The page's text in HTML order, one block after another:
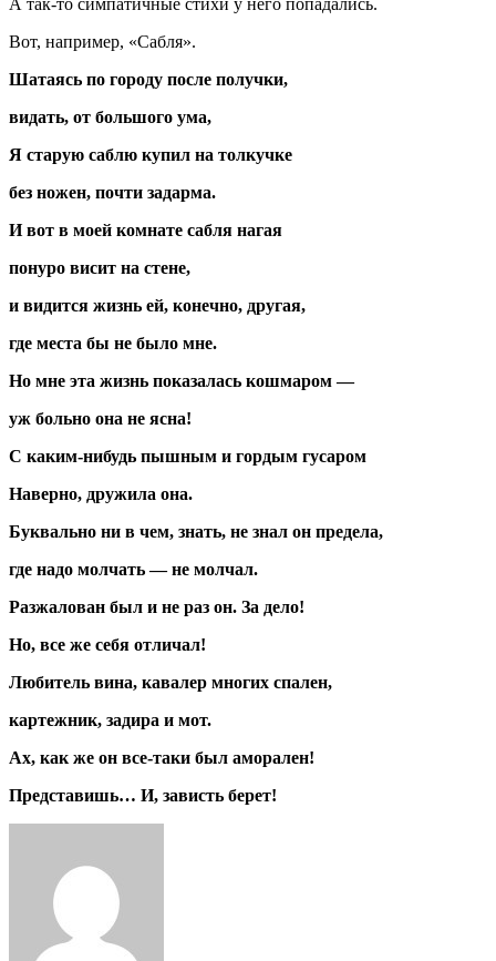
Вот, например, «Сабля».
Шатаясь по городу после получки,
видать, от большого ума,
Я старую саблю купил на толкучке
без ножен, почти задарма.
И вот в моей комнате сабля нагая
понуро висит на стене,
и видится жизнь ей, конечно, другая,
где места бы не было мне.
Но мне эта жизнь показалась кошмаром —
уж больно она не ясна!
С каким-нибудь пышным и гордым гусаром
Наверно, дружила она.
Буквально ни в чем, знать, не знал он предела,
где надо молчать — не молчал.
Разжалован был и не раз он. За дело!
Но, все же себя отличал!
Любитель вина, кавалер многих спален,
картежник, задира и мот.
Ах, как же он все-таки был аморален!
Представишь… И, зависть берет!